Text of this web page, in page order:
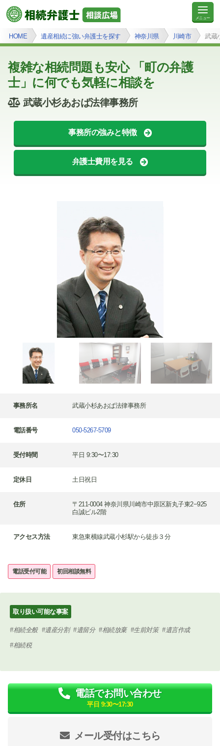
HOME 遺産相続に強い弁護士を探す 神奈川県 川崎市 武蔵
複雑な相続問題も安心 「町の弁護
士」に何でも気軽に相談を
武蔵小杉あおば法律事務所
事務所の強みと特徴
弁護士費用を見る
事務所名 武蔵小杉あおば法律事務所
電話番号 050-5267-5709
受付時間 平日 9:30〜17:30
定休日 土日祝日
住所
〒211-0004 神奈川県川崎市中原区新丸子東2−925
白誠ビル2階
アクセス方法 東急東横線武蔵小杉駅から徒歩３分
電話受付可能 初回相談無料
取り扱い可能な事案
相続全般 遺産分割 遺留分 相続放棄 生前対策 遺言作成
相続税
メール受付はこちら
電話でお問い合わせ
平日 9:30〜17:30